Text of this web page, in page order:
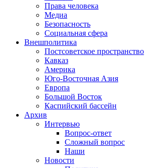
Права человека
Медиа
Безопасность
Социальная сфера
Внешполитика
Постсоветское пространство
Кавказ
Америка
Юго-Восточная Азия
Европа
Большой Восток
Каспийский бассейн
Архив
Интервью
Вопрос-ответ
Сложный вопрос
Наши
Новости